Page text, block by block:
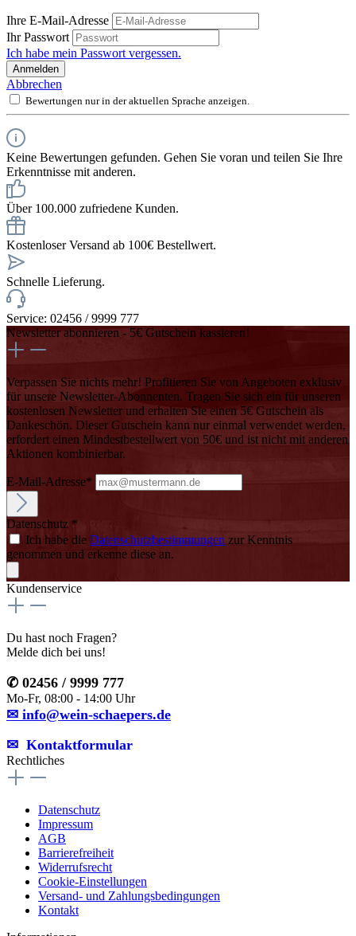
Ihre E-Mail-Adresse
Ihr Passwort
Ich habe mein Passwort vergessen.
Anmelden
Abbrechen
Bewertungen nur in der aktuellen Sprache anzeigen.
Keine Bewertungen gefunden. Gehen Sie voran und teilen Sie Ihre
Erkenntnisse mit anderen.
Über 100.000 zufriedene Kunden.
Kostenloser Versand ab 100€ Bestellwert.
Schnelle Lieferung.
Service: 02456 / 9999 777
Newsletter abonnieren - 5€ Gutschein kassieren!
Verpassen Sie nichts mehr! Profitieren Sie von Angeboten exklusiv
für unsere Newsletter-Abonnenten. Tragen Sie sich ein für unseren
kostenlosen Newsletter und erhalten Sie einen 5€ Gutschein als
Dankeschön. Dieser Gutschein kann nur einmal verwendet werden,
erfordert einen Mindestbestellwert von 50€ und ist nicht mit anderen
Aktionen kombinierbar.
E-Mail-Adresse*
Datenschutz *
Ich habe die Datenschutzbestimmungen zur Kenntnis
genommen und erkenne diese an.
Kundenservice
Du hast noch Fragen?
Melde dich bei uns!
✆ 02456 / 9999 777
Mo-Fr, 08:00 - 14:00 Uhr
✉ info@wein-schaepers.de
✉︎ Kontaktformular
Rechtliches
Datenschutz
Impressum
AGB
Barrierefreiheit
Widerrufsrecht
Cookie-Einstellungen
Versand- und Zahlungsbedingungen
Kontakt